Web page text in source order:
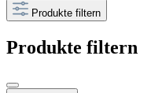
Produkte filtern
Produkte filtern